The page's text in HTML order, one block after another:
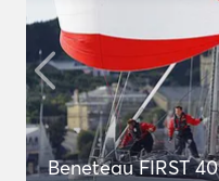
Beneteau FIRST 40